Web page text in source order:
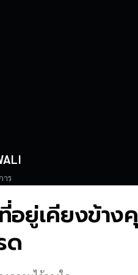
าร
อยู่เคียงข้า
ด